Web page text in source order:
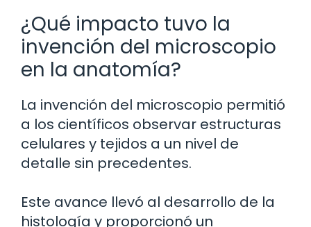
¿Qué impacto tuvo la
invención del microscopio
en la anatomía?
La invención del microscopio permitió
a los científicos observar estructuras
celulares y tejidos a un nivel de
detalle sin precedentes.
Este avance llevó al desarrollo de la
histología y proporcionó un